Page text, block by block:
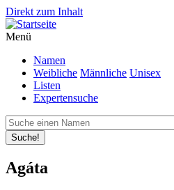
Direkt zum Inhalt
Menü
Namen
Weibliche Männliche Unisex
Listen
Expertensuche
Suche!
Agáta